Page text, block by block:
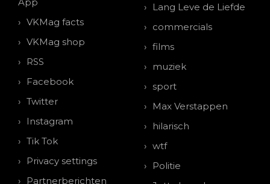
VKMag facts
VKMag shop
RSS
Facebook
Twitter
Instagram
Tik Tok
Privacy settings
Partnerberichten
Lang Leve de Liefde
commercials
films
muziek
sport
Max Verstappen
hilarisch
wtf
Politie